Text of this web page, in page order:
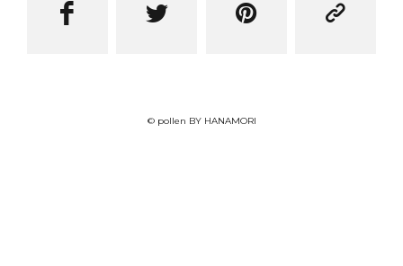
   
© pollen BY HANAMORI